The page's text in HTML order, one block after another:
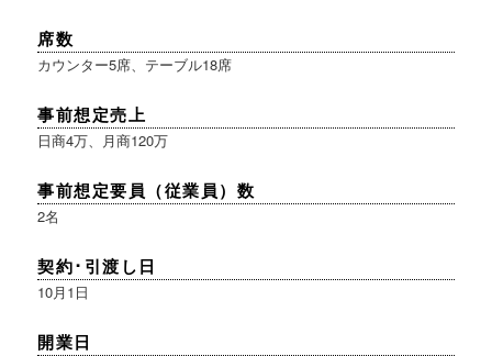
席数
カウンター5席、テーブル18席
事前想定売上
日商4万、月商120万
事前想定要員（従業員）数
2名
契約･引渡し日
10月1日
開業日